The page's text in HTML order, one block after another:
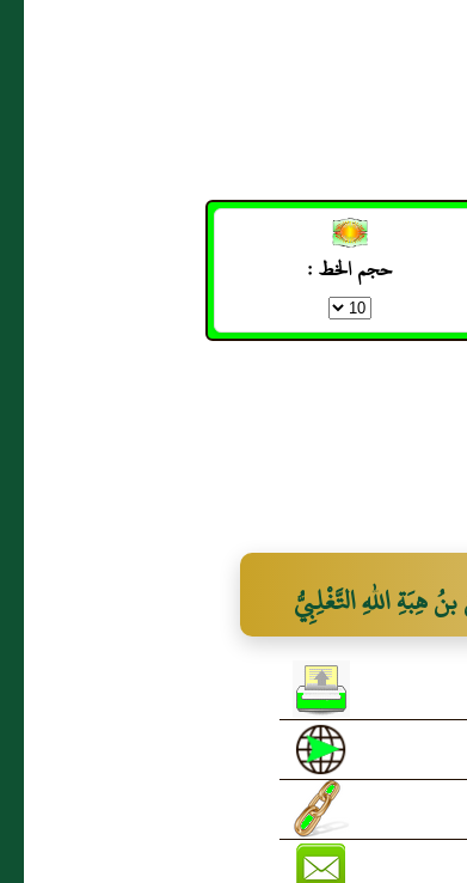
حجم الخط :
هِبَةِ اللهِ التَّغْلِبِيُّ